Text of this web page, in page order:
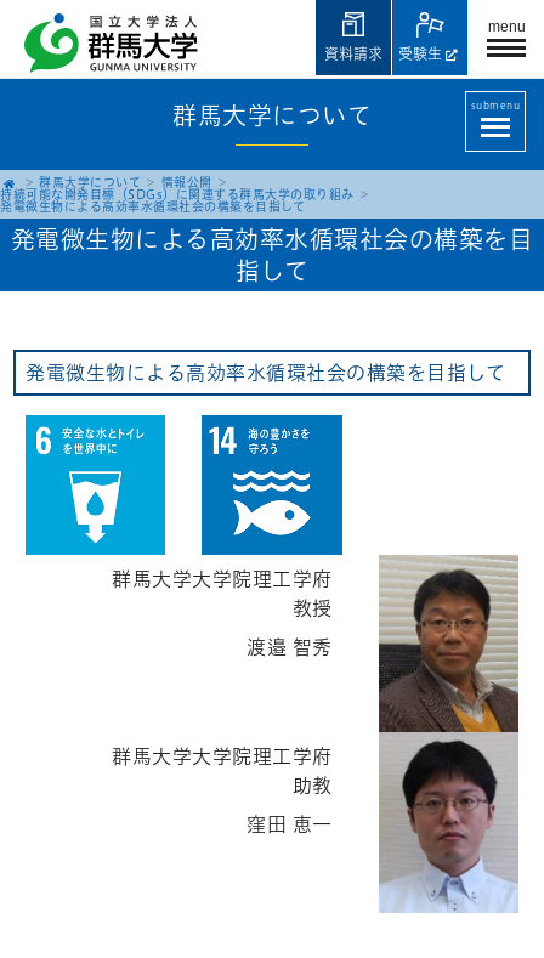
menu
受験生
資料請求
群馬大学について submenu
群馬大学について
情報公開
持続可能な開発目標（SDGs）に関連する群馬大学の取り組み
発電微生物による高効率水循環社会の構築を目指して
発電微生物による高効率水循環社会の構築を目
指して
発電微生物による高効率水循環社会の構築を目指して
群馬大学大学院理工学府
教授
渡邉 智秀
群馬大学大学院理工学府
助教
窪田 恵一